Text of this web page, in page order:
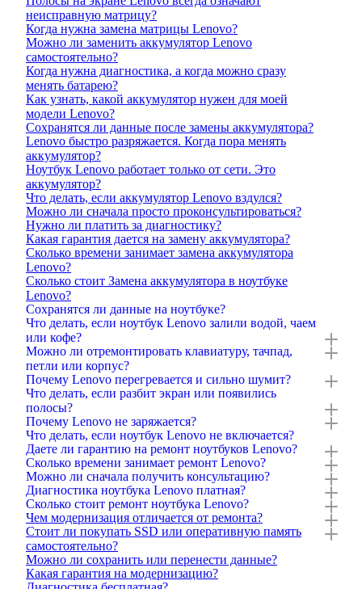
неисправную матрицу?
Когда нужна замена матрицы Lenovo?
Можно ли заменить аккумулятор Lenovo
самостоятельно?
Когда нужна диагностика, а когда можно сразу
менять батарею?
Как узнать, какой аккумулятор нужен для моей
модели Lenovo?
Сохранятся ли данные после замены аккумулятора?
Lenovo быстро разряжается. Когда пора менять
аккумулятор?
Ноутбук Lenovo работает только от сети. Это
аккумулятор?
Что делать, если аккумулятор Lenovo вздулся?
Можно ли сначала просто проконсультироваться?
Нужно ли платить за диагностику?
Какая гарантия дается на замену аккумулятора?
Сколько времени занимает замена аккумулятора
Lenovo?
Сколько стоит Замена аккумулятора в ноутбуке
Lenovo?
Сохранятся ли данные на ноутбуке?
Что делать, если ноутбук Lenovo залили водой, чаем
или кофе?
Можно ли отремонтировать клавиатуру, тачпад,
петли или корпус?
Почему Lenovo перегревается и сильно шумит?
Что делать, если разбит экран или появились
полосы?
Почему Lenovo не заряжается?
Что делать, если ноутбук Lenovo не включается?
Даете ли гарантию на ремонт ноутбуков Lenovo?
Сколько времени занимает ремонт Lenovo?
Можно ли сначала получить консультацию?
Диагностика ноутбука Lenovo платная?
Сколько стоит ремонт ноутбука Lenovo?
Чем модернизация отличается от ремонта?
Стоит ли покупать SSD или оперативную память
самостоятельно?
Можно ли сохранить или перенести данные?
Какая гарантия на модернизацию?